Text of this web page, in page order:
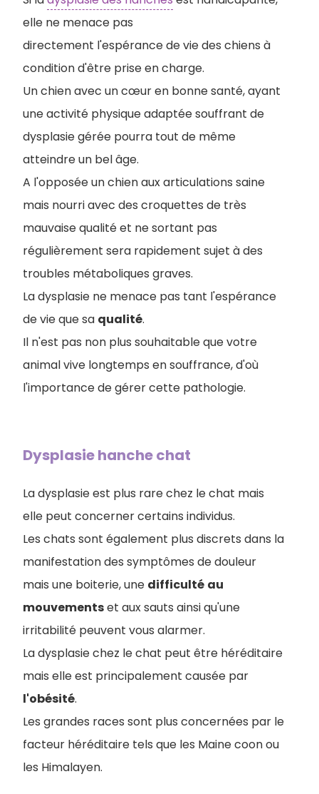
elle ne menace pas
directement l'espérance de vie des chiens à
condition d'être prise en charge.
Un chien avec un cœur en bonne santé, ayant
une activité physique adaptée souffrant de
dysplasie gérée pourra tout de même
atteindre un bel âge.
A l'opposée un chien aux articulations saine
mais nourri avec des croquettes de très
mauvaise qualité et ne sortant pas
régulièrement sera rapidement sujet à des
troubles métaboliques graves.
La dysplasie ne menace pas tant l'espérance
de vie que sa qualité.
Il n'est pas non plus souhaitable que votre
animal vive longtemps en souffrance, d'où
l'importance de gérer cette pathologie.
Dysplasie hanche chat
La dysplasie est plus rare chez le chat mais
elle peut concerner certains individus.
Les chats sont également plus discrets dans la
manifestation des symptômes de douleur
mais une boiterie, une difficulté au
mouvementset aux sauts ainsi qu'une
irritabilité peuvent vous alarmer.
La dysplasie chez le chat peut être héréditaire
mais elle est principalement causée par
l'obésité.
Les grandes races sont plus concernées par le
facteur héréditaire tels que les Maine coon ou
les Himalayen.